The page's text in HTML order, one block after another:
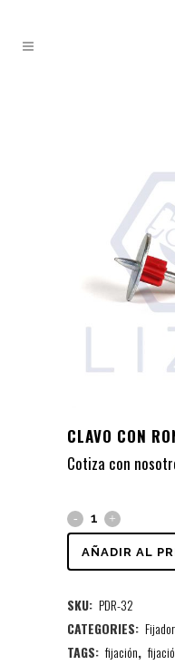
CLAVO CON
Cotiza con
AÑADIR AL
SKU: PDR-32
CATEGORIES:
TAGS: fijación,